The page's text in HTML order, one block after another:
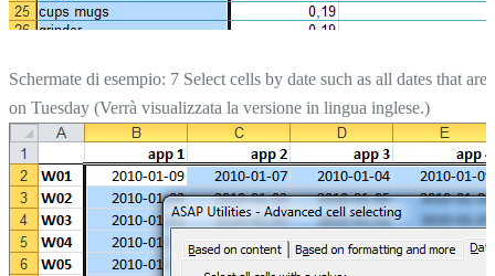
Schermate di esempio: 7 Select cells by date such as all dates that are
on Tuesday (Verrà visualizzata la versione in lingua inglese.)